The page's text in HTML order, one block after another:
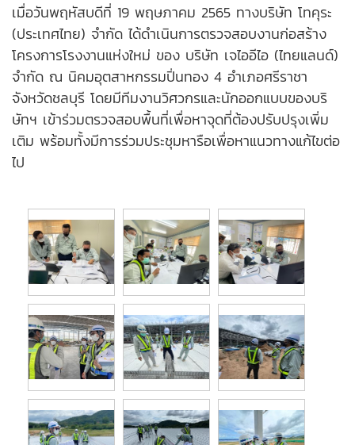
เมื่อวันพฤหัสบดีที่ 19 พฤษภาคม 2565 ทางบริษัท โทคุระ
(ประเทศไทย) จำกัด ได้ดำเนินการตรวจสอบงานก่อสร้าง
โครงการโรงงานแห่งใหม่ ของ บริษัท เจไออีไอ (ไทยแลนด์)
จำกัด ณ นิคมอุตสาหกรรมปิ่นทอง 4 อําเภอศรีราชา
จังหวัดชลบุรี โดยมีทีมงานวิศวกรและนักออกแบบของบริ
ษัทฯ เข้าร่วมตรวจสอบพื้นที่เพื่อหาจุดที่ต้องปรับปรุงเพิ่ม
เติม พร้อมทั้งมีการร่วมประชุมหารือเพื่อหาแนวทางแก้ไขต่อ
ไป